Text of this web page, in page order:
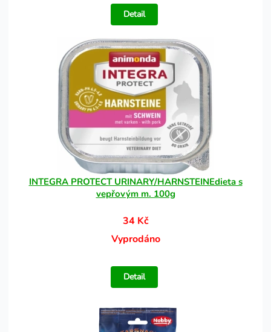
Detail
INTEGRA PROTECT URINARY/HARNSTEINEdieta s
vepřovým m. 100g
34 Kč
Vyprodáno
Detail